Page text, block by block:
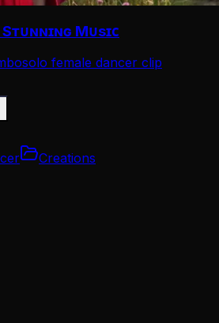
Mᴜsɪᴄ
solo female dancer clip
Creations